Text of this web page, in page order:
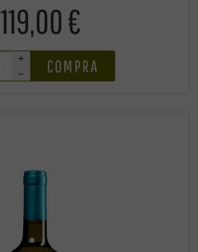
119,00 €
+
–
COMPRA